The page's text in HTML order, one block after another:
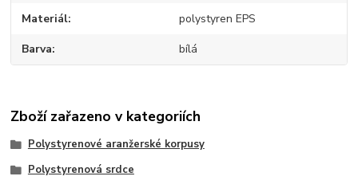
Materiál polystyren EPS
Barva bílá
Zboží zařazeno v kategoriích
Polystyrenové aranžerské korpusy
Polystyrenová srdce